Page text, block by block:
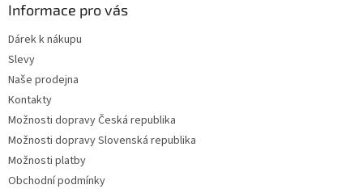
Informace pro vás
Dárek k nákupu
Slevy
Naše prodejna
Kontakty
Možnosti dopravy Česká republika
Možnosti dopravy Slovenská republika
Možnosti platby
Obchodní podmínky